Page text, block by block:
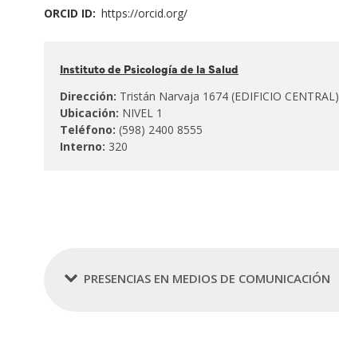
ORCID ID: https://orcid.org/
al:
Instituto de Psicología de la Salud
Dirección: Tristán Narvaja 1674 (EDIFICIO CENTRAL)
Ubicación: NIVEL 1
Teléfono: (598) 2400 8555
Interno: 320
PRESENCIAS EN MEDIOS DE COMUNICACIÓN